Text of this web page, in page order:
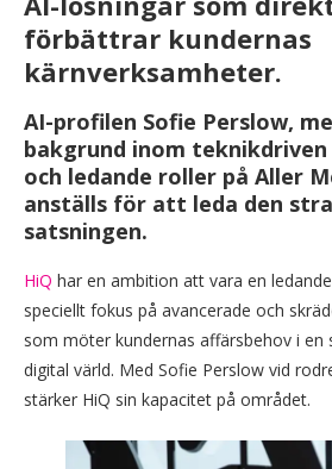
förbättrar kundernas
kärnverksamheter.
AI-profilen Sofie Perslow,
bakgrund inom
och ledande roller på Aller
anställs för att leda den
satsningen.
HiQ har en ambition att vara en
speciellt fokus på avancerade och
som möter kundernas affärsbehov i en
digital värld. Med Sofie Perslow vid
stärker HiQ sin kapacitet på området.